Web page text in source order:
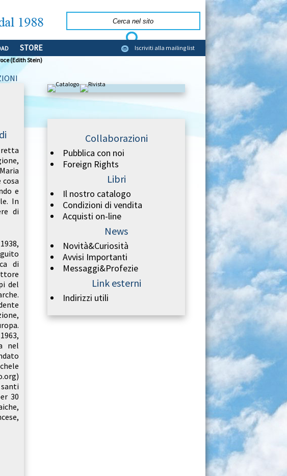
STORE
Iscriviti alla mailing list
(Edith Stein)
e
In
di
di
del
nel
30
Collaborazioni
Pubblica con noi
Foreign Rights
Libri
Il nostro catalogo
Condizioni di vendita
Acquisti on-line
News
Novità&Curiosità
Avvisi Importanti
Messaggi&Profezie
Link esterni
Indirizzi utili